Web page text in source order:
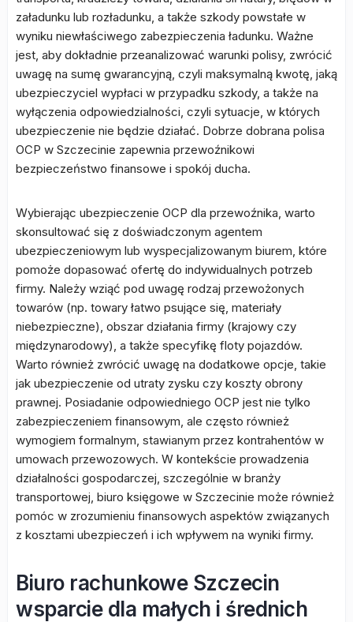
załadunku lub rozładunku, a także szkody powstałe w
wyniku niewłaściwego zabezpieczenia ładunku. Ważne
jest, aby dokładnie przeanalizować warunki polisy, zwrócić
uwagę na sumę gwarancyjną, czyli maksymalną kwotę, jaką
ubezpieczyciel wypłaci w przypadku szkody, a także na
wyłączenia odpowiedzialności, czyli sytuacje, w których
ubezpieczenie nie będzie działać. Dobrze dobrana polisa
OCP w Szczecinie zapewnia przewoźnikowi
bezpieczeństwo finansowe i spokój ducha.
Wybierając ubezpieczenie OCP dla przewoźnika, warto
skonsultować się z doświadczonym agentem
ubezpieczeniowym lub wyspecjalizowanym biurem, które
pomoże dopasować ofertę do indywidualnych potrzeb
firmy. Należy wziąć pod uwagę rodzaj przewożonych
towarów (np. towary łatwo psujące się, materiały
niebezpieczne), obszar działania firmy (krajowy czy
międzynarodowy), a także specyfikę floty pojazdów.
Warto również zwrócić uwagę na dodatkowe opcje, takie
jak ubezpieczenie od utraty zysku czy koszty obrony
prawnej. Posiadanie odpowiedniego OCP jest nie tylko
zabezpieczeniem finansowym, ale często również
wymogiem formalnym, stawianym przez kontrahentów w
umowach przewozowych. W kontekście prowadzenia
działalności gospodarczej, szczególnie w branży
transportowej, biuro księgowe w Szczecinie może również
pomóc w zrozumieniu finansowych aspektów związanych
z kosztami ubezpieczeń i ich wpływem na wyniki firmy.
Biuro rachunkowe Szczecin
wsparcie dla małych i średnich